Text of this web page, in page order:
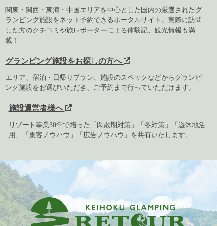
関東・関西・東海・中国エリアを中心とした国内の厳選されたグ
ランピング施設をネット予約できるポータルサイト。実際に訪問
した方のクチコミや旅レポーターによる体験記、観光情報も満
載！
グランピング施設をお探しの方へ
エリア、宿泊・日帰りプラン、施設のスペックなどからグランピ
ング施設をお選びいただき、ご予約まで行っていただけます。
施設運営者様へ
リゾート事業30年で培った「閑散期対策」「冬対策」「遊休地活
用」「集客ノウハウ」「広告ノウハウ」を共有いたします。